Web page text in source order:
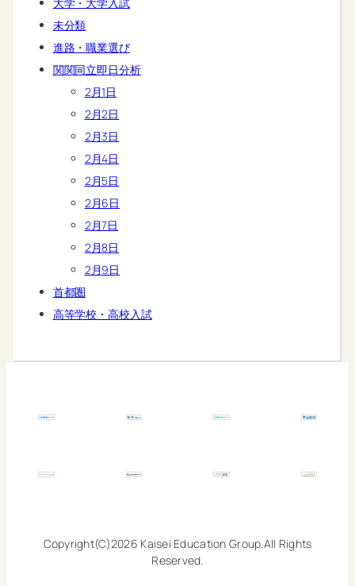
未分類
進路・職業選び
関関同立即日分析
2月1日
2月2日
2月3日
2月4日
2月5日
2月6日
2月7日
2月8日
2月9日
首都圏
高等学校・高校入試
Copyright(C)2026 Kaisei Education Group.All Rights
Reserved.